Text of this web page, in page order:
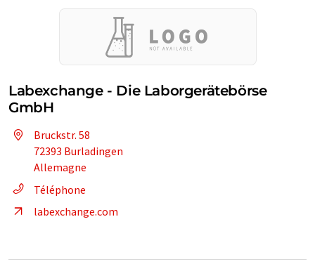
Labexchange - Die Laborgerätebörse
GmbH
Bruckstr. 58
72393 Burladingen
Allemagne
Téléphone
labexchange.com